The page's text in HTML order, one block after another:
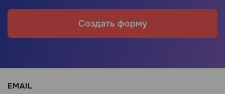
Создать форму
EMAIL